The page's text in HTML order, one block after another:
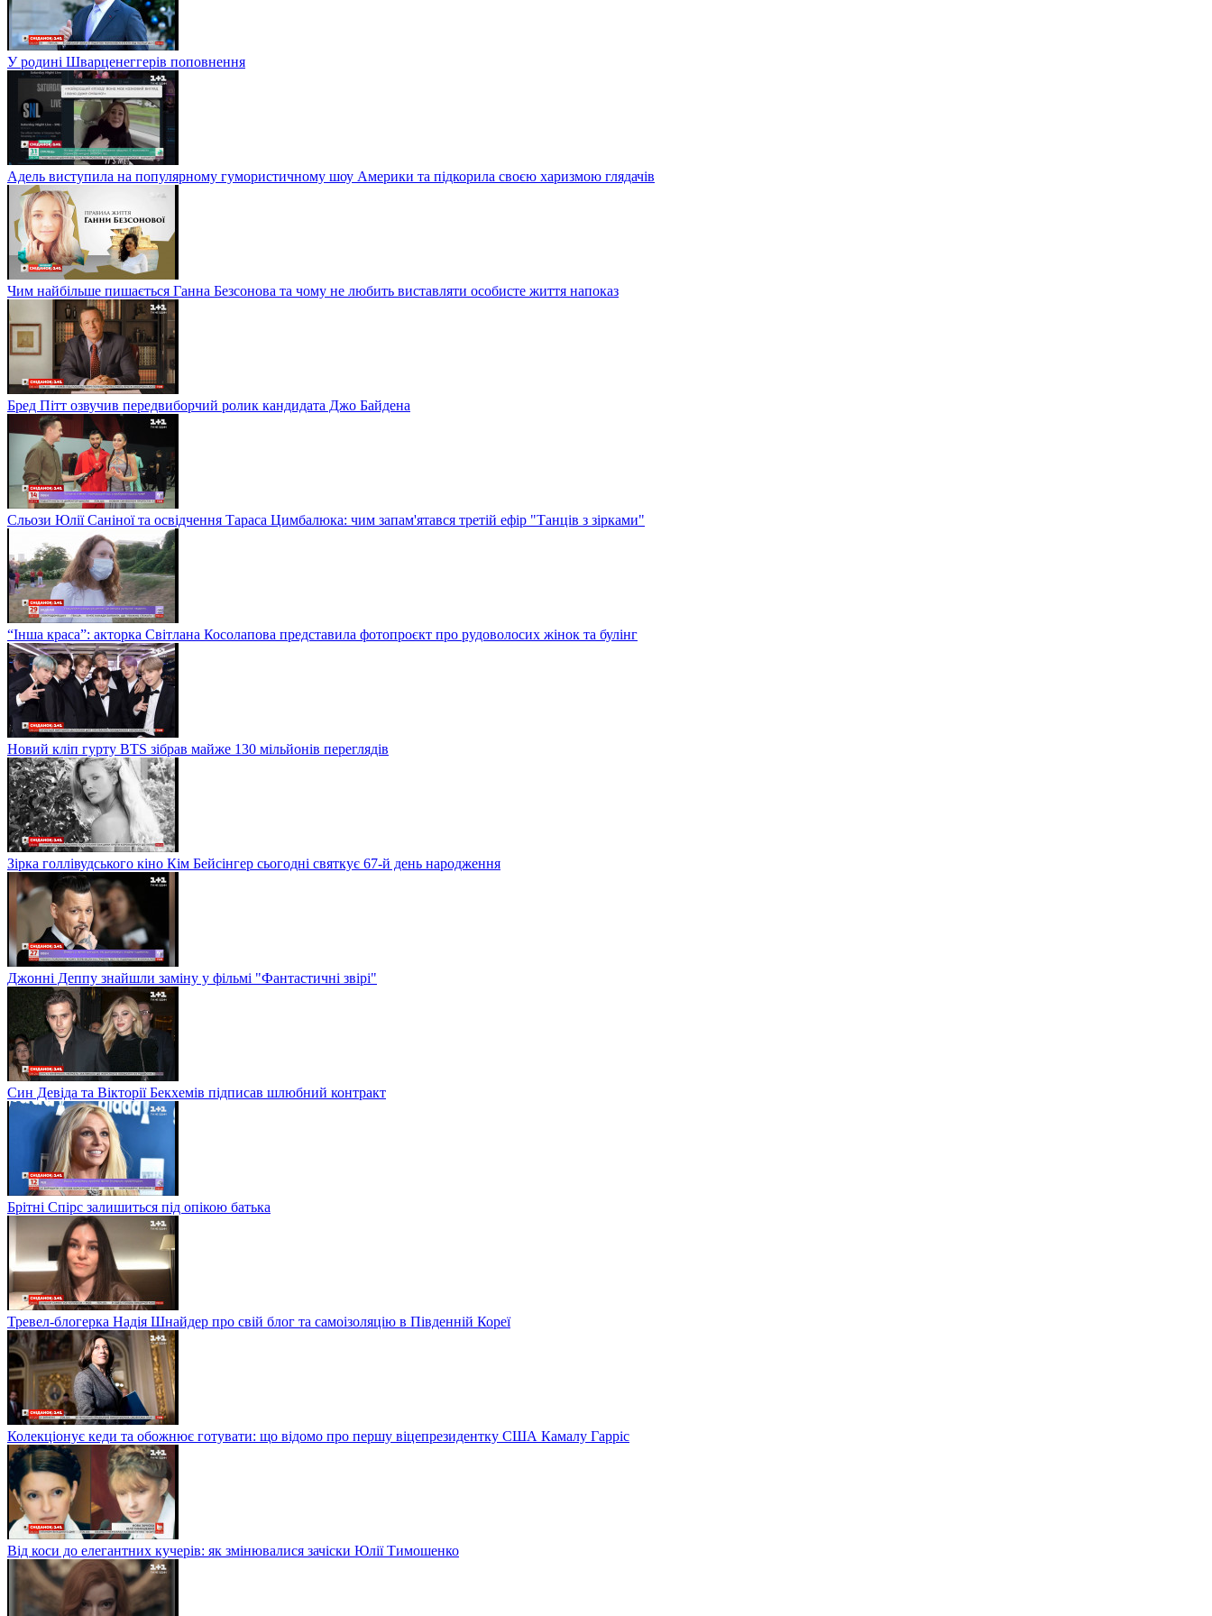
У родині Шварценеггерів поповнення
Адель виступила на популярному гумористичному шоу Америки та підкорила своєю харизмою глядачів
Чим найбільше пишається Ганна Безсонова та чому не любить виставляти особисте життя напоказ
Бред Пітт озвучив передвиборчий ролик кандидата Джо Байдена
Сльози Юлії Саніної та освідчення Тараса Цимбалюка: чим запам'ятався третій ефір "Танців з зірками"
“Інша краса”: акторка Світлана Косолапова представила фотопроєкт про рудоволосих жінок та булінг
Новий кліп гурту BTS зібрав майже 130 мільйонів переглядів
Зірка голлівудського кіно Кім Бейсінгер сьогодні святкує 67-й день народження
Джонні Деппу знайшли заміну у фільмі "Фантастичні звірі"
Син Девіда та Вікторії Бекхемів підписав шлюбний контракт
Брітні Спірс залишиться під опікою батька
Тревел-блогерка Надія Шнайдер про свій блог та самоізоляцію в Південній Кореї
Колекціонує кеди та обожнює готувати: що відомо про першу віцепрезидентку США Камалу Гарріс
Від коси до елегантних кучерів: як змінювалися зачіски Юлії Тимошенко